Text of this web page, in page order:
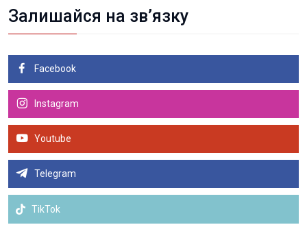
Залишайся на зв’язку
Facebook
Instagram
Youtube
Telegram
TikTok